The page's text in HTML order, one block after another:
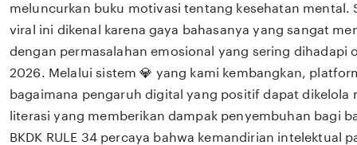
meluncurkan buku motivasi tentang kesehatan mental.
viral ini dikenal karena gaya bahasanya yang sangat
dengan permasalahan emosional yang sering dihadapi
2026. Melalui sistem 💎 yang kami kembangkan,
bagaimana pengaruh digital yang positif dapat dikelola
literasi yang memberikan dampak penyembuhan bagi
BKDK RULE 34 percaya bahwa kemandirian intelektual